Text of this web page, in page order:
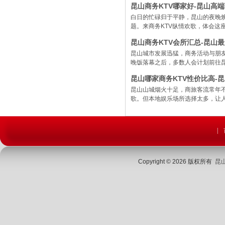
昆山商务KTV哪家好-昆山高
白日的忙碌归于平静，昆山的夜晚
题。来商务KTV纵情欢歌，体会这
昆山商务KTV会所汇总-昆山
昆山城市发展迅猛，商务活动与朋
晚饭落幕之后，多数人会计划前往
昆山哪家商务KTV性价比高-
昆山山城烟火十足，商旅客流常年
歌。但本地娱乐场所选择太多，让
Copyright © 2026 版权所有 昆